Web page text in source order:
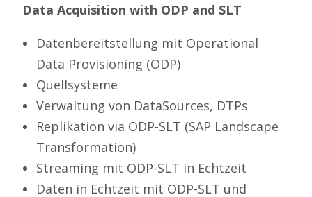
Data Acquisition with ODP and SLT
Datenbereitstellung mit Operational
Data Provisioning (ODP)
Quellsysteme
Verwaltung von DataSources, DTPs
Replikation via ODP-SLT (SAP Landscape
Transformation)
Streaming mit ODP-SLT in Echtzeit
Daten in Echtzeit mit ODP-SLT und